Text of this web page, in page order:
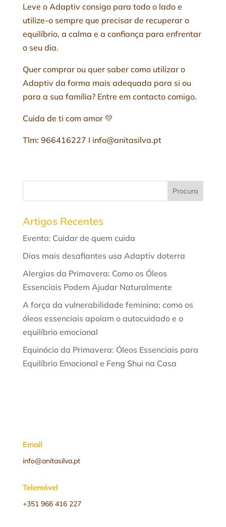
Leve o Adaptiv consigo para todo o lado e
utilize-o sempre que precisar de recuperar o
equilíbrio, a calma e a confiança para enfrentar
o seu dia.
Quer comprar ou quer saber como utilizar o
Adaptiv da forma mais adequada para si ou
para a sua família? Entre em contacto comigo.
Cuida de ti com amor 💛
Tlm: 966416227 I info@anitasilva.pt
Procura
Artigos Recentes
Evento: Cuidar de quem cuida
Dias mais desafiantes usa Adaptiv doterra
Alergias da Primavera: Como os Óleos
Essenciais Podem Ajudar Naturalmente
A força da vulnerabilidade feminina: como os
óleos essenciais apoiam o autocuidado e o
equilíbrio emocional
Equinócio da Primavera: Óleos Essenciais para
Equilíbrio Emocional e Feng Shui na Casa
Email
info@anitasilva.pt
Telemóvel
+351 966 416 227